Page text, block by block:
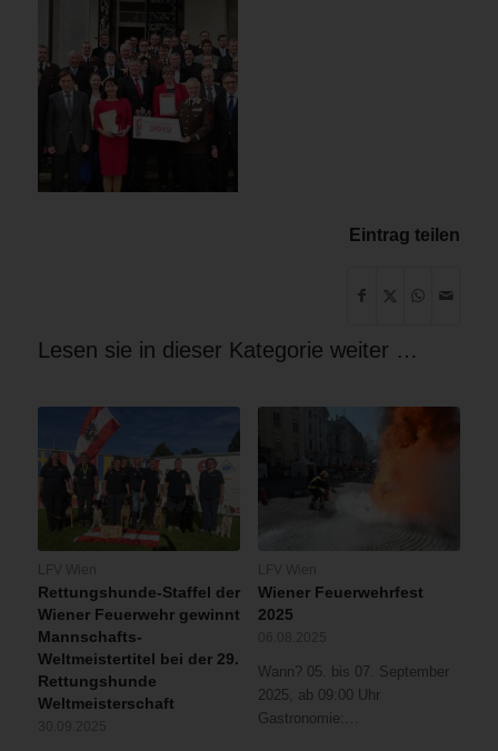
Eintrag teilen
Lesen sie in dieser Kategorie weiter …
Rettungshunde-Staffel der
Wiener Feuerwehr gewinnt
Mannschafts-
Weltmeistertitel bei der 29.
Rettungshunde
Weltmeisterschaft
Wiener Feuerwehrfest
2025
Wann? 05. bis 07. September
2025, ab 09:00 Uhr
Gastronomie:…